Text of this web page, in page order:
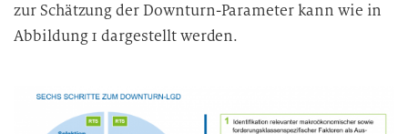
zur Schätzung der Downturn-Parameter kann wie in
Abbildung 1 dargestellt werden.